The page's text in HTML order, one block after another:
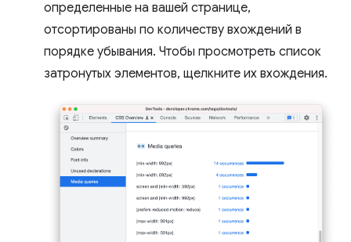
определенные на вашей странице,
отсортированы по количеству вхождений в
порядке убывания. Чтобы просмотреть список
затронутых элементов, щелкните их вхождения.